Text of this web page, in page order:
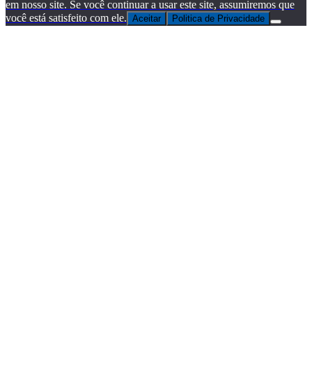
em nosso site. Se você continuar a usar este site, assumiremos que
você está satisfeito com ele. Aceitar Politica de Privacidade